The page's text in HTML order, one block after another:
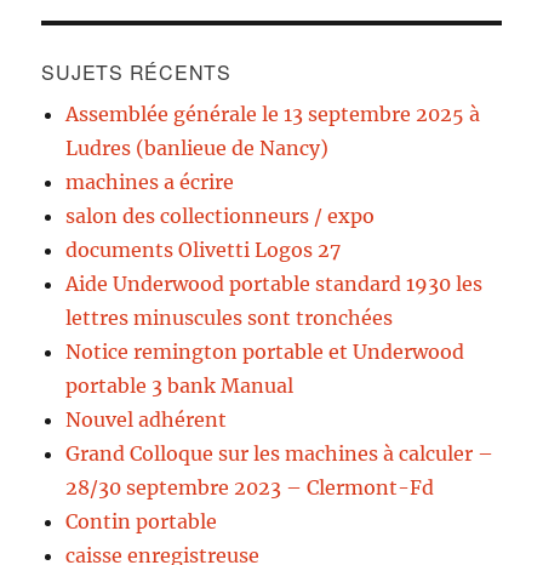
SUJETS RÉCENTS
Assemblée générale le 13 septembre 2025 à
Ludres (banlieue de Nancy)
machines a écrire
salon des collectionneurs / expo
documents Olivetti Logos 27
Aide Underwood portable standard 1930 les
lettres minuscules sont tronchées
Notice remington portable et Underwood
portable 3 bank Manual
Nouvel adhérent
Grand Colloque sur les machines à calculer –
28/30 septembre 2023 – Clermont-Fd
Contin portable
caisse enregistreuse